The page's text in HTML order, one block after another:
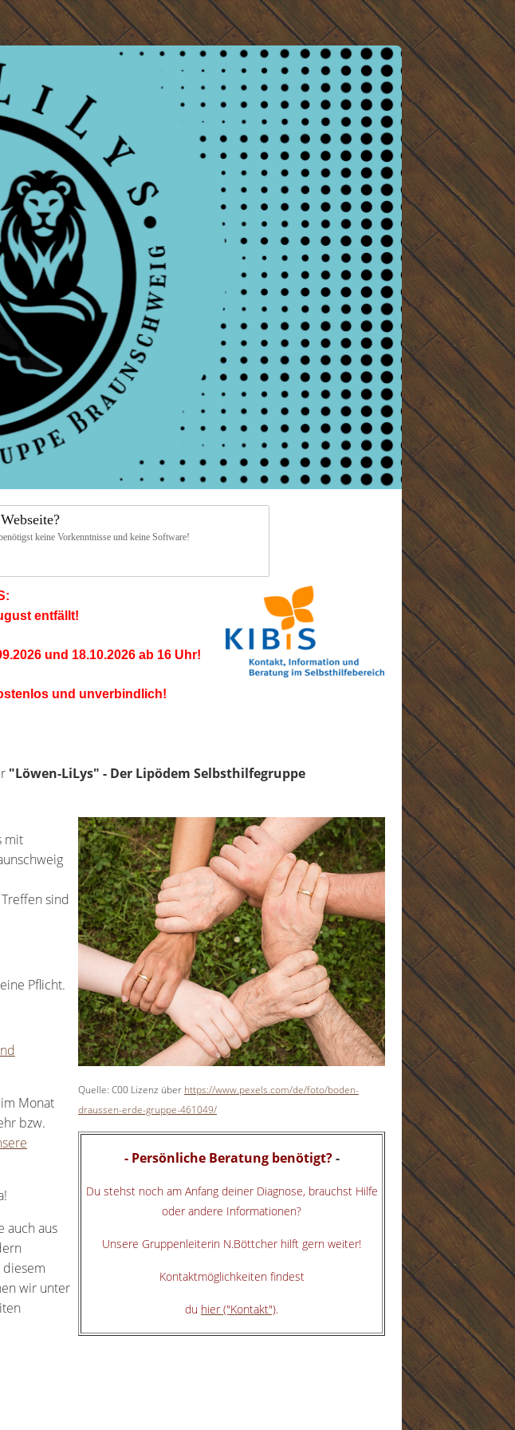
keine Vorkenntnisse und keine Software!
entfällt!
und 18.10.2026 ab 16 Uhr!
und unverbindlich!
"Löwen-LiLys" - Der Lipödem Selbsthilfegruppe
mit
sind
Pflicht.
Monat
bzw.
auch aus
diesem
wir unter
Quelle: C00 Lizenz über https://www.pexels.com/de/foto/boden-
draussen-erde-gruppe-461049/
- Persönliche Beratung benötigt?-
Du stehst noch am Anfang deiner Diagnose, brauchst Hilfe
oder andere Informationen?
Unsere Gruppenleiterin N.Böttcher hilft gern weiter!
Kontaktmöglichkeiten findest
du hier ("Kontakt").